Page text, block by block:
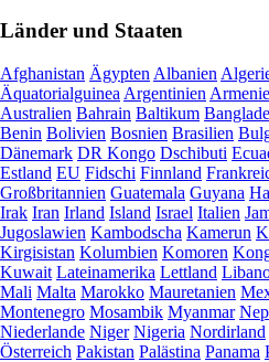
Länder und Staaten
Afghanistan Ägypten Albanien
Äquatorialguinea Argentinien
Australien Bahrain Baltikum
Benin Bolivien Bosnien Brasilien
Dänemark DR Kongo Dschibuti
Estland EU Fidschi Finnland
Großbritannien Guatemala Guyana
Irak Iran Irland Island Israel Italien
Jugoslawien Kambodscha Kamerun
Kirgisistan Kolumbien Komoren
Kuwait Lateinamerika Lettland
Mali Malta Marokko Mauretanien
Montenegro Mosambik Myanmar
Niederlande Niger Nigeria Nordirland
Österreich Pakistan Palästina Panama